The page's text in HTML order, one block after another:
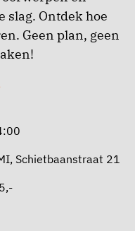
slag. Ontdek hoe
Geen plan, geen
Schietbaanstraat 21